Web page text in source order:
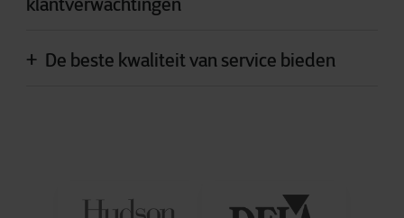
De beste kwaliteit van service bieden